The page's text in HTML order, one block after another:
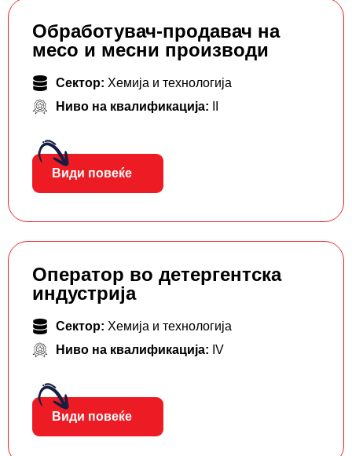
Обработувач-продавач на
месо и месни производи
Сектор: Хемија и технологија
Ниво на квалификација:
Види повеќе
Оператор во детергентска
индустрија
Сектор: Хемија и технологија
Ниво на квалификација: IV
Види повеќе